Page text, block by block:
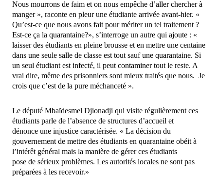
Nous mourrons de faim et on nous empêche d’aller chercher à
manger », raconte en pleur une étudiante arrivée avant-hier. «
Qu’est-ce que nous avons fait pour mériter un tel traitement ?
Est-ce ça la quarantaine?», s’interroge un autre qui ajoute : «
laisser des étudiants en pleine brousse et en mettre une centaine
dans une seule salle de classe est tout sauf une quarantaine. Si
un seul étudiant est infecté, il peut contaminer tout le reste. A
vrai dire, même des prisonniers sont mieux traités que nous. Je
crois que c’est de la pure méchanceté ».
Le député Mbaïdesmel Djionadji qui visite régulièrement ces
étudiants parle de l’absence de structures d’accueil et
dénonce une injustice caractérisée. « La décision du
gouvernement de mettre des étudiants en quarantaine obéit à
l’intérêt général mais la manière de gérer ces étudiants
pose de sérieux problèmes. Les autorités locales ne sont pas
préparées à les recevoir.»